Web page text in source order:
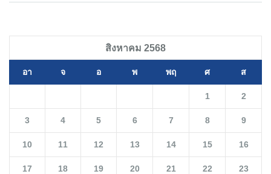
สิงหาคม 2568
อา จ อ พ พฤ ศ ส
1 2
3 4 5 6 7 8 9
10 11 12 13 14 15 16
17 18 19 20 21 22 23